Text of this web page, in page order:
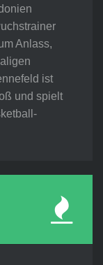
Anlass,
ist
und spielt